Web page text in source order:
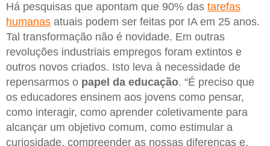
Há pesquisas que apontam que 90% das tarefas
humanas atuais podem ser feitas por IA em 25 anos.
Tal transformação não é novidade. Em outras
revoluções industriais empregos foram extintos e
outros novos criados. Isto leva à necessidade de
repensarmos o papel da educação. “É preciso que
os educadores ensinem aos jovens como pensar,
como interagir, como aprender coletivamente para
alcançar um objetivo comum, como estimular a
curiosidade, compreender as nossas diferenças e,